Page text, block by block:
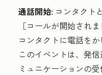
通話開始: コンタクト
［コールが開始され
コンタクトに電話を
このイベントは、発
ミュニケーションの